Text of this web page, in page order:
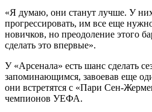
«Я думаю, они станут лучше. У
прогрессировать, им все еще
новичков, но преодоление этого
сделать это впервые».
У «Арсенала» есть шанс сделать
запоминающимся, завоевав еще
они встретятся с «Пари Сен-
чемпионов УЕФА.